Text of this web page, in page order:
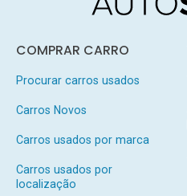
COMPRAR CARRO
Procurar carros usados
Carros Novos
Carros usados por marca
Carros usados por
localização